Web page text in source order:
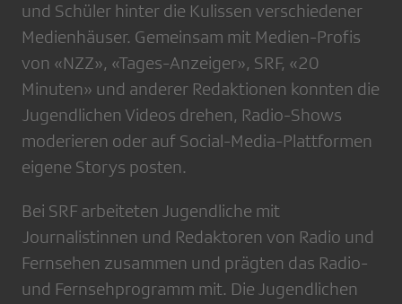
und Schüler hinter die Kulissen verschiedener
Medienhäuser. Gemeinsam mit Medien-Profis
von «NZZ», «Tages-Anzeiger», SRF, «20
Minuten» und anderer Redaktionen konnten die
Jugendlichen Videos drehen, Radio-Shows
moderieren oder auf Social-Media-Plattformen
eigene Storys posten.
Bei SRF arbeiteten Jugendliche mit
Journalistinnen und Redaktoren von Radio und
Fernsehen zusammen und prägten das Radio-
und Fernsehprogramm mit. Die Jugendlichen